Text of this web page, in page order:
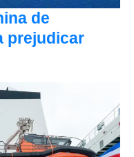
de
prejudicar